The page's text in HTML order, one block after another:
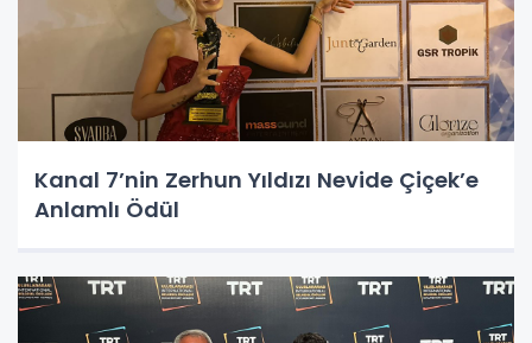
Kanal 7’nin Zerhun Yıldızı Nevide Çiçek’e
Anlamlı Ödül